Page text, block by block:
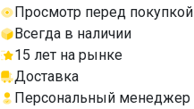
Просмотр перед покупкой
Всегда в наличии
15 лет на рынке
Доставка
Персональный менеджер